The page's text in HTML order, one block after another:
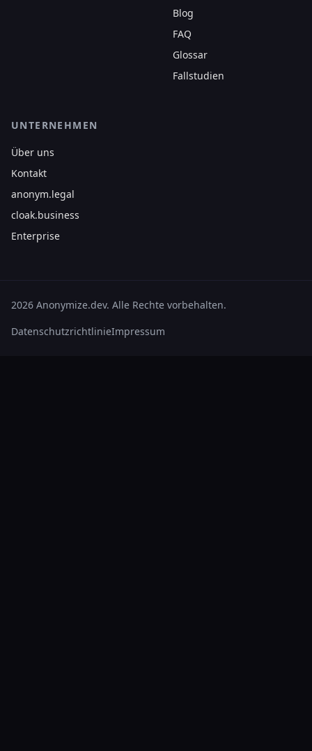
Blog
FAQ
Glossar
Fallstudien
UNTERNEHMEN
Über uns
Kontakt
anonym.legal
cloak.business
Enterprise
2026 Anonymize.dev. Alle Rechte vorbehalten.
DatenschutzrichtlinieImpressum